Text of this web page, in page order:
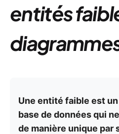
entités
Une entité faible est
base de données qui
de manière unique par